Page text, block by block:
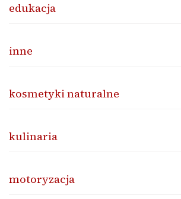
edukacja
inne
kosmetyki naturalne
kulinaria
motoryzacja